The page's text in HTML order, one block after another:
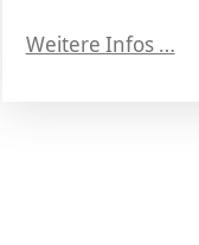
Weitere Infos …